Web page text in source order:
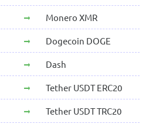
Monero XMR
Dogecoin DOGE
Dash
Tether USDT ERC20
Tether USDT TRC20